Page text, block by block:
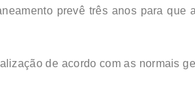
prevê três anos para que
de acordo com as normais